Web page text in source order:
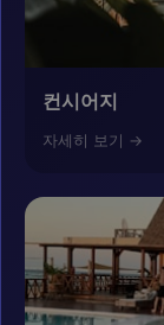
컨시어지
자세히 보기 →